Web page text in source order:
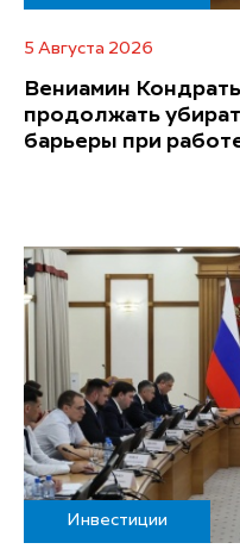
5 Августа 2026
Вениамин
продолжать
барьеры при
Инвестиции